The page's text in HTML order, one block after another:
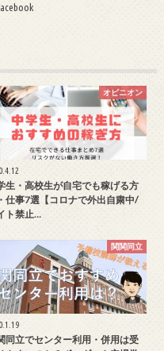
オピニオン
生・高校生が自宅でも稼げる方
仕事7選【コロナで外出自粛中/
ト禁止…
関関同立
同立でセンター利用・併用は受